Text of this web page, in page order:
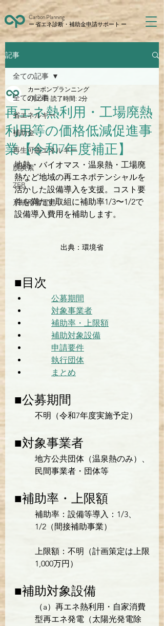
Carbon Planning
ー 省エネ診断・補助金申請サポート ー
記事
全ての記事
省エネルギー
補助金
再生可能エネルギー
脱炭素
ZEB
系統用蓄電池
全ての記事
再エネ熱利用・工場廃熱
利用等の価格低減促進事
業【令和7年度補正】
カーボンプランニング
2月23日 読了時間: 2分
地熱・バイオマス・温泉熱・工場廃
熱など地域の再エネポテンシャルを
活かした設備導入を支援。コスト要
件を満たす取組に補助率1/3〜1/2で
設備導入費用を補助します。
出典：環境省
■目次
公募期間
対象事業者
補助率・上限額
補助対象設備
申請要件
執行団体
まとめ
■公募期間
不明（令和7年度実施予定）
■対象事業者
地方公共団体（温泉熱のみ）、
民間事業者・団体等
■補助率・上限額
補助率：設備等導入：1/3、
1/2（間接補助事業）
上限額：不明（計画策定は上限
1,000万円）
■補助対象設備
（a）再エネ熱利用・自家消費
型再エネ発電（太陽光発電除